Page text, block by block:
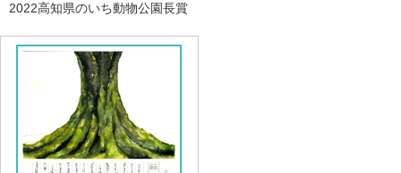
2022高知県のいち動物公園長賞